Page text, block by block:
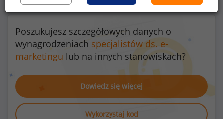
Poszukujesz szczegółowych danych o
wynagrodzeniach specjalistów ds. e-
marketingu lub na innych stanowiskach?
Dowiedz się więcej
Wykorzystaj kod